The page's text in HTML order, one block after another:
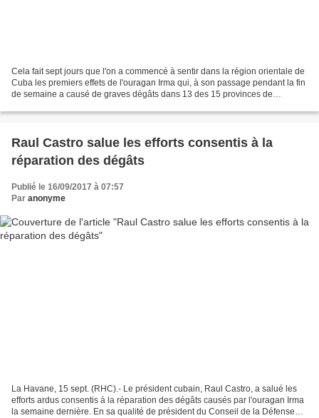
Cela fait sept jours que l'on a commencé à sentir dans la région orientale de
Cuba les premiers effets de l'ouragan Irma qui, à son passage pendant la fin
de semaine a causé de graves dégâts dans 13 des 15 provinces de
Raul Castro salue les efforts consentis à la
réparation des dégâts
Publié le 16/09/2017 à 07:57
Par anonyme
La Havane, 15 sept. (RHC).- Le président cubain, Raul Castro, a salué les
efforts ardus consentis à la réparation des dégâts causés par l'ouragan Irma
la semaine dernière. En sa qualité de président du Conseil de la Défense